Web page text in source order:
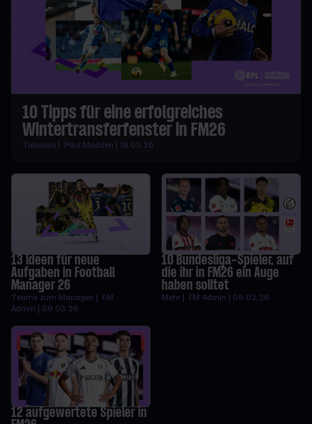
10 Tipps für eine erfolgreiches
Wintertransferfenster in FM26
Tutorials | Paul Madden | 19.03.26
13 Ideen für neue
Aufgaben in Football
Manager 26
Teams zum Managen | FM
Admin | 09.03.26
10 Bundesliga-Spieler, auf
die ihr in FM26 ein Auge
haben solltet
Mehr | FM Admin | 09.03.26
12 aufgewertete Spieler in